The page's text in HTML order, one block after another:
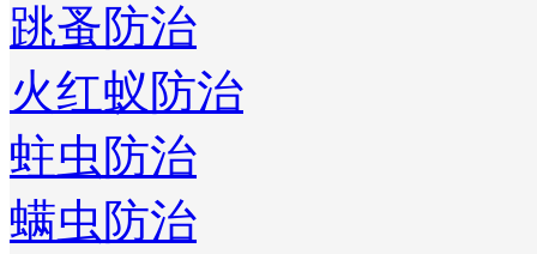
跳蚤防治
火红蚁防治
蛀虫防治
螨虫防治